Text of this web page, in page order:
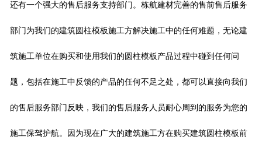
还有一个强大的售后服务支持部门。栋航建材完善的售前售后服务
部门为我们的建筑圆柱模板施工方解决施工中的任何难题，无论建
筑施工单位在购买和使用我们的圆柱模板产品过程中碰到任何问
题，包括在施工中反馈的产品的任何不足之处，都可以直接向我们
的售后服务部门反映，我们的售后服务人员耐心周到的服务为您的
施工保驾护航。因为现在广大的建筑施工方在购买建筑圆柱模板前